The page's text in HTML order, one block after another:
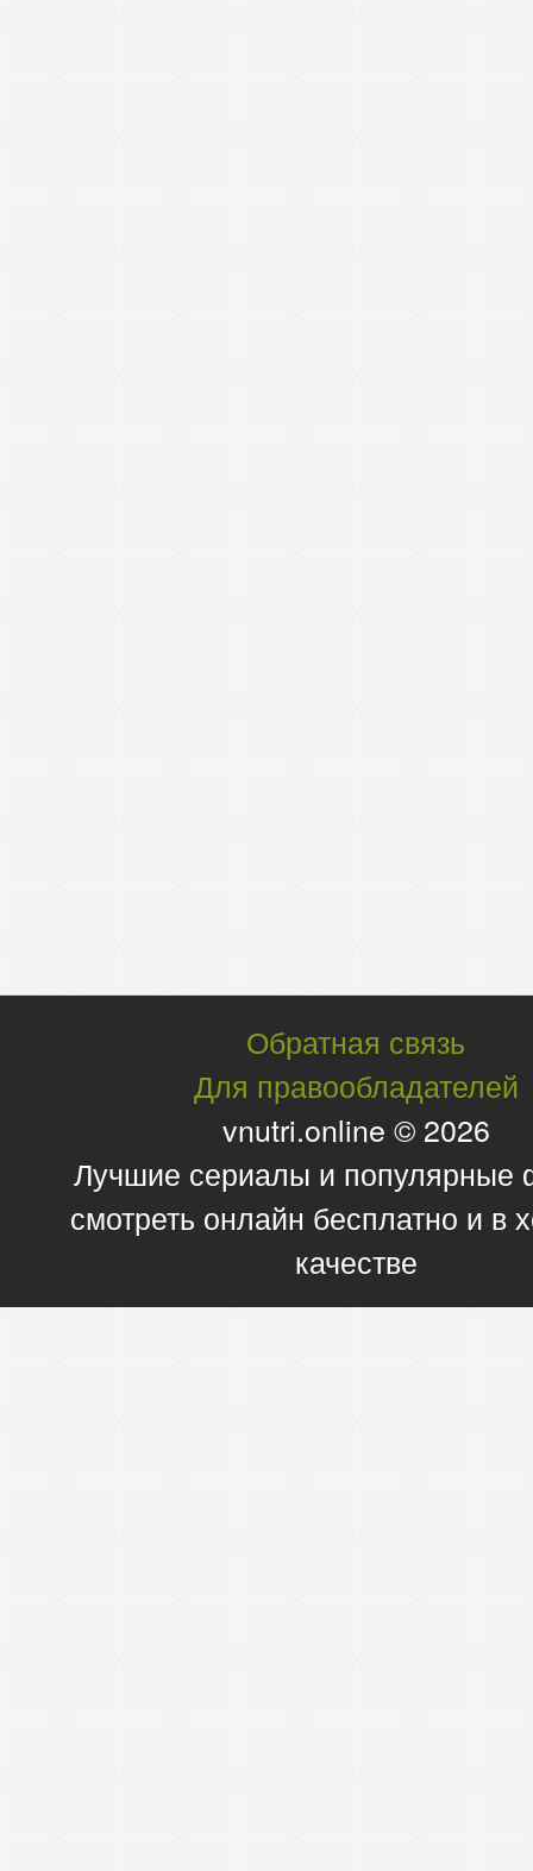
Обратная связь
Для правообладателей
vnutri.online © 2026
Лучшие сериалы и
смотреть онлайн бесплатно и в
качестве